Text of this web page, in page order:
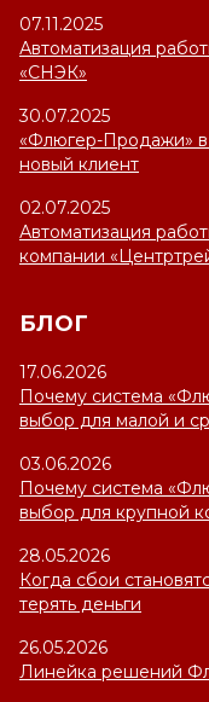
07.11.2025
Автоматизация
«СНЭК»
30.07.2025
«Флюгер-Продажи»
новый клиент
02.07.2025
Автоматизация
компании
БЛОГ
17.06.2026
Почему система
выбор для малой и
03.06.2026
Почему система
выбор для крупной
28.05.2026
Когда сбои
терять деньги
26.05.2026
Линейка решений